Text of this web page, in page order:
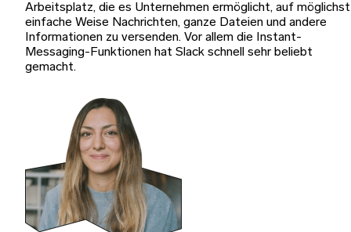
Arbeitsplatz, die es Unternehmen ermöglicht, auf möglichst
einfache Weise Nachrichten, ganze Dateien und andere
Informationen zu versenden. Vor allem die Instant-
Messaging-Funktionen hat Slack schnell sehr beliebt
gemacht.